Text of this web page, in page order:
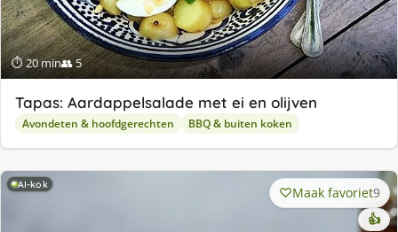
⏱ 20 min👥 5
Tapas: Aardappelsalade met ei en olijven
Avondeten & hoofdgerechten BBQ & buiten koken
AI-kok Maak favoriet9
👍